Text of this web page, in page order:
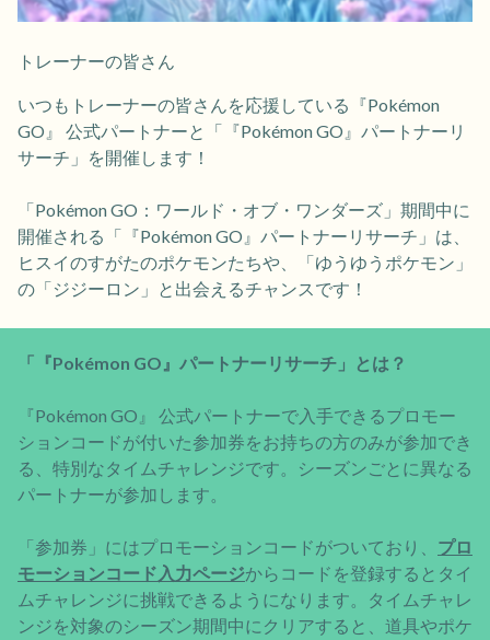
トレーナーの皆さん
いつもトレーナーの皆さんを応援している『Pokémon
GO』 公式パートナーと「『Pokémon GO』パートナーリ
サーチ」を開催します！
「Pokémon GO：ワールド・オブ・ワンダーズ」期間中に
開催される「『Pokémon GO』パートナーリサーチ」は、
ヒスイのすがたのポケモンたちや、「ゆうゆうポケモン」
の「ジジーロン」と出会えるチャンスです！
「『Pokémon GO』パートナーリサーチ」とは？
『Pokémon GO』 公式パートナーで入手できるプロモー
ションコードが付いた参加券をお持ちの方のみが参加でき
る、特別なタイムチャレンジです。シーズンごとに異なる
パートナーが参加します。
「参加券」にはプロモーションコードがついており、 プロ
モーションコード入力ページからコードを登録するとタイ
ムチャレンジに挑戦できるようになります。タイムチャレ
ンジを対象のシーズン期間中にクリアすると、道具やポケ